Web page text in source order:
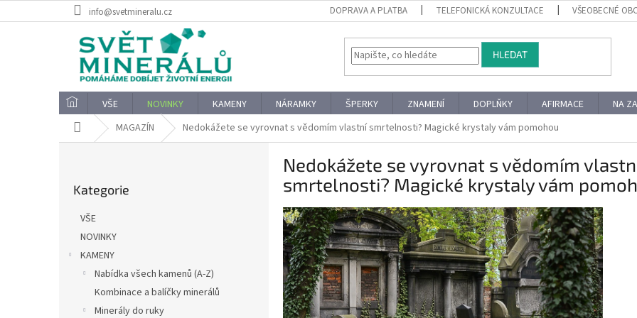
na
info@svetmineralu.cz DOPRAVA A PLATBA TELEFONICKÁ KONZULTACE VŠEOBECNÉ
HLEDAT
VŠE NOVINKY KAMENY NÁRAMKY ŠPERKY ZNAMENÍ DOPLŇKY AFIRMACE NA
Domů MAGAZÍN Nedokážete se vyrovnat s vědomím vlastní smrtelnosti? Magické krystaly vám pomohou
kategorie
Kategorie
VŠE
NOVINKY
KAMENY
Nabídka všech kamenů (A-Z)
Kombinace a balíčky minerálů
Minerály do ruky
Nedokážete se vyrovnat s vědomím
smrtelnosti? Magické krystaly vám